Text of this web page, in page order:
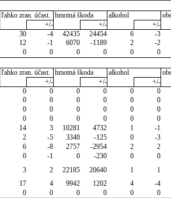
ľahko zran. účast. hmotná škoda alkohol
+/- +/- +/-
30 -4 42435 24454 6 -3
12 -1 6070 -1189 2 -2
0 0 0 0 0 0
ľahko zran. účast. hmotná škoda alkohol
+/- +/- +/-
0 0 0 0 0 0
0 0 0 0 0 0
0 0 0 0 0 0
0 0 0 0 0 0
14 3 10281 4732 1 -1
2 -5 3340 -125 0 -3
6 -8 2757 -2954 2 2
0 -1 0 -230 0 0
3 2 22185 20640 1 1
17 4 9942 1202 4 -4
0 0 0 0 0 0